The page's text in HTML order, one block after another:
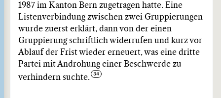
1987 im Kanton Bern zugetragen hatte. Eine
Listenverbindung zwischen zwei Gruppierungen
wurde zuerst erklärt, dann von der einen
Gruppierung schriftlich widerrufen und kurz vor
Ablauf der Frist wieder erneuert, was eine dritte
Partei mit Androhung einer Beschwerde zu
verhindern suchte.